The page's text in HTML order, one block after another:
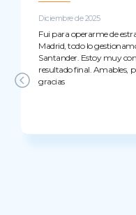
Diciembre de 2025
Fui para operarme de
Madrid, todo lo
Santander. Estoy muy
resultado final. Amables,
gracias